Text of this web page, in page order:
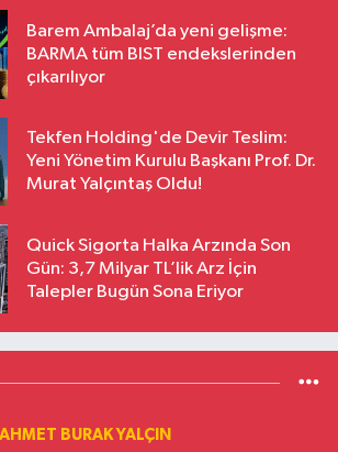
Barem Ambalaj’da yeni gelişme:
BARMA tüm BIST endekslerinden
çıkarılıyor
Tekfen Holding'de Devir Teslim:
Yeni Yönetim Kurulu Başkanı Prof. Dr.
Murat Yalçıntaş Oldu!
Quick Sigorta Halka Arzında Son
Gün: 3,7 Milyar TL’lik Arz İçin
Talepler Bugün Sona Eriyor
BURAK YALÇIN